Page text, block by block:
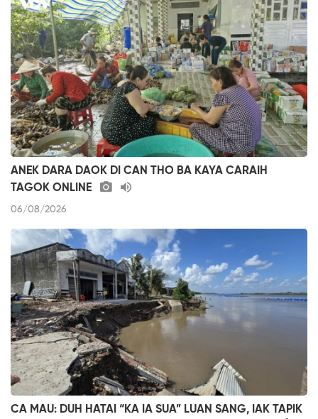
ANEK DARA DAOK DI CAN THO BA KAYA CARAIH
TAGOK ONLINE
06/08/2026
CA MAU: DUH HATAI “KA IA SUA” LUAN SANG, IAK TAPIK